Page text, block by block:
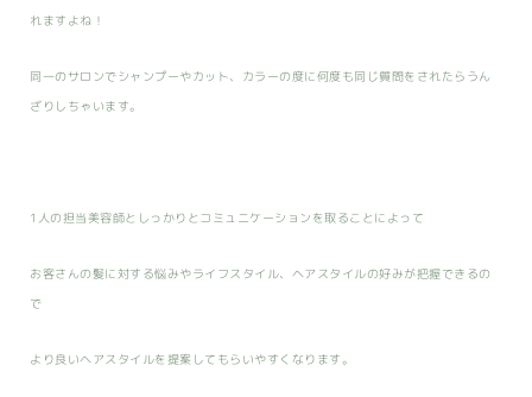
れますよね！
同一のサロンでシャンプーやカット、カラーの度に何度も同じ質問をされたらうん
ざりしちゃいます。
1人の担当美容師としっかりとコミュニケーションを取ることによって
お客さんの髪に対する悩みやライフスタイル、ヘアスタイルの好みが把握できるの
で
より良いヘアスタイルを提案してもらいやすくなります。